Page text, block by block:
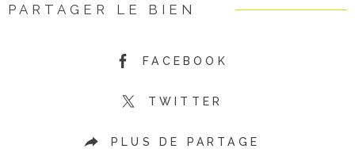
PARTAGER LE BIEN
FACEBOOK
TWITTER
PLUS DE PARTAGE